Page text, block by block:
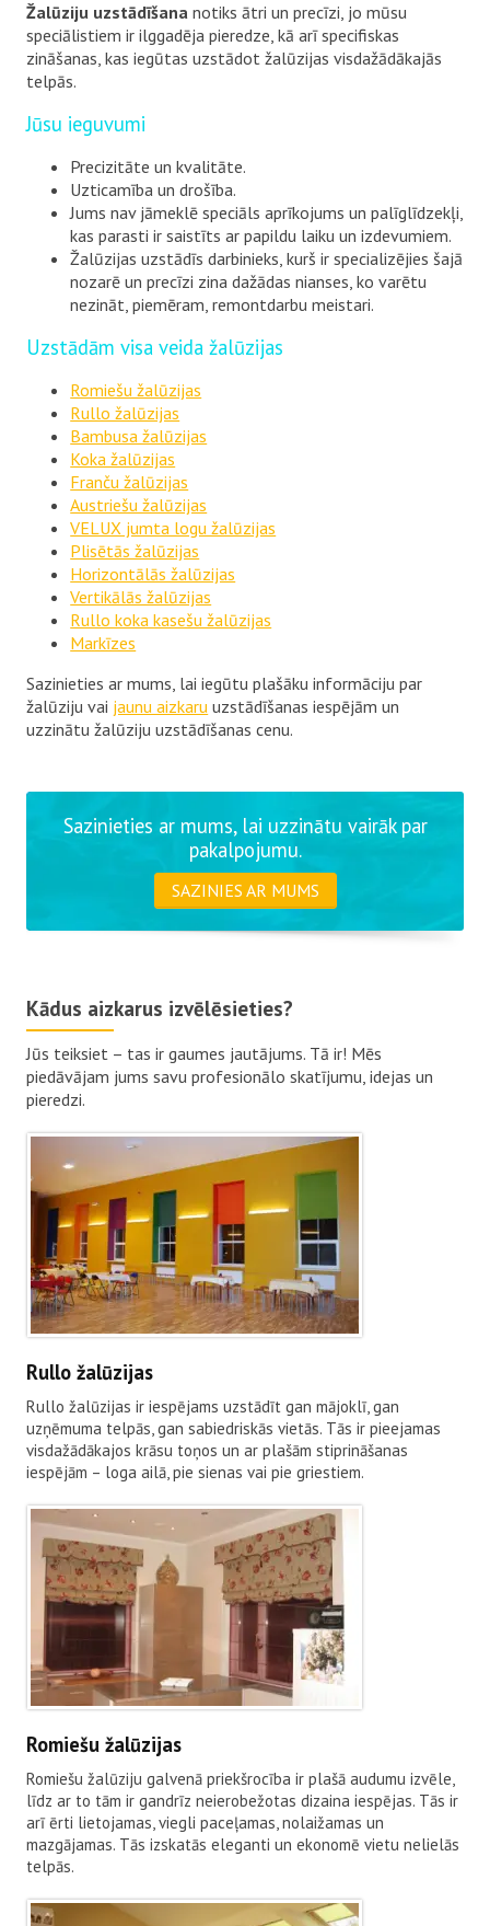
Žalūziju uzstādīšana notiks ātri un precīzi, jo mūsu
speciālistiem ir ilggadēja pieredze, kā arī specifiskas
zināšanas, kas iegūtas uzstādot žalūzijas visdažādākajās
telpās.
Jūsu ieguvumi
Precizitāte un kvalitāte.
Uzticamība un drošība.
Jums nav jāmeklē speciāls aprīkojums un palīglīdzekļi,
kas parasti ir saistīts ar papildu laiku un izdevumiem.
Žalūzijas uzstādīs darbinieks, kurš ir specializējies šajā
nozarē un precīzi zina dažādas nianses, ko varētu
nezināt, piemēram, remontdarbu meistari.
Uzstādām visa veida žalūzijas
Romiešu žalūzijas
Rullo žalūzijas
Bambusa žalūzijas
Koka žalūzijas
Franču žalūzijas
Austriešu žalūzijas
VELUX jumta logu žalūzijas
Plisētās žalūzijas
Horizontālās žalūzijas
Vertikālās žalūzijas
Rullo koka kasešu žalūzijas
Markīzes
Sazinieties ar mums, lai iegūtu plašāku informāciju par
žalūziju vai jaunu aizkaru uzstādīšanas iespējām un
uzzinātu žalūziju uzstādīšanas cenu.
Sazinieties ar mums, lai uzzinātu vairāk par
pakalpojumu.
SAZINIES AR MUMS
Kādus aizkarus izvēlēsieties?
Jūs teiksiet – tas ir gaumes jautājums. Tā ir! Mēs
piedāvājam jums savu profesionālo skatījumu, idejas un
pieredzi.
Rullo žalūzijas
Rullo žalūzijas ir iespējams uzstādīt gan mājoklī, gan
uzņēmuma telpās, gan sabiedriskās vietās. Tās ir pieejamas
visdažādākajos krāsu toņos un ar plašām stiprināšanas
iespējām – loga ailā, pie sienas vai pie griestiem.
Romiešu žalūzijas
Romiešu žalūziju galvenā priekšrocība ir plašā audumu izvēle,
līdz ar to tām ir gandrīz neierobežotas dizaina iespējas. Tās ir
arī ērti lietojamas, viegli paceļamas, nolaižamas un
mazgājamas. Tās izskatās eleganti un ekonomē vietu nelielās
telpās.